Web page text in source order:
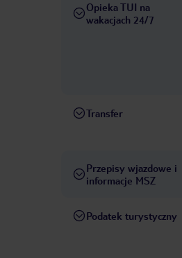
Opieka TUI na
wakacjach 24/7
Transfer
Przepisy wjazdowe i
informacje MSZ
Podatek turystyczny